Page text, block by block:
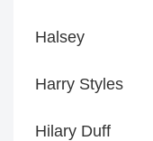
Halsey
Harry Styles
Hilary Duff